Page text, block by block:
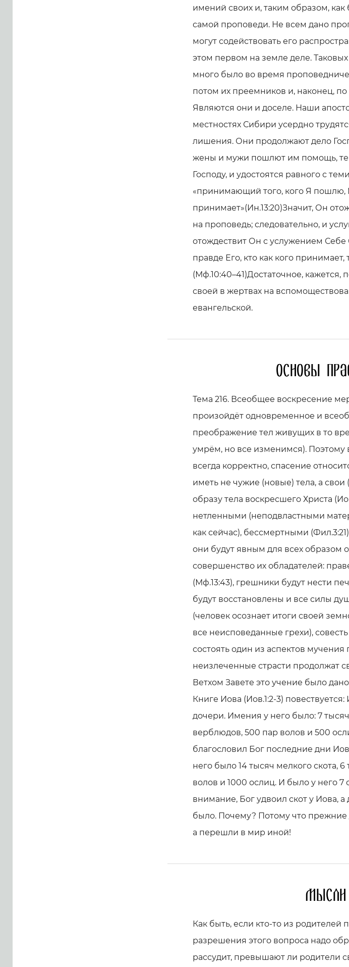
имений своих и, таким образом,
самой проповеди. Не всем дано
могут содействовать его
этом первом на земле деле.
много было во время
потом их преемников и, наконец,
Являются они и доселе. Наши
местностях Сибири усердно
лишения. Они продолжают дело
жены и мужи пошлют им помощь, те
Господу, и удостоятся равного с
«принимающий того, кого Я пошлю,
принимает»(Ин.13:20)Значит, Он
на проповедь; следовательно, и
отождествит Он с услужением Себе
правде Его, кто как кого принимает,
(Мф.10:40–41)Достаточное,
своей в жертвах на
евангельской.
Основы
Тема 216. Всеобщее воскресение
произойдёт одновременное и
преображение тел живущих в то
умрём, но все изменимся).
всегда корректно, спасение
иметь не чужие (новые) тела, а
образу тела воскресшего Христа
нетленными (неподвластными
как сейчас), бессмертными
они будут явным для всех образом
совершенство их обладателей:
(Мф.13:43), грешники будут нести
будут восстановлены и все силы
(человек осознает итоги своей
все неисповеданные грехи),
состоять один из аспектов
неизлеченные страсти продолжат
Ветхом Завете это учение было
Книге Иова (Иов.1:2-3)
дочери. Имения у него было: 7
верблюдов, 500 пар волов и 500
благословил Бог последние дни
него было 14 тысяч мелкого скота,
волов и 1000 ослиц. И было у него
внимание, Бог удвоил скот у Иова, а
было. Почему? Потому что прежние
а перешли в мир иной!
Как быть, если кто-то из родителей
разрешения этого вопроса надо
рассудит, превышают ли родители